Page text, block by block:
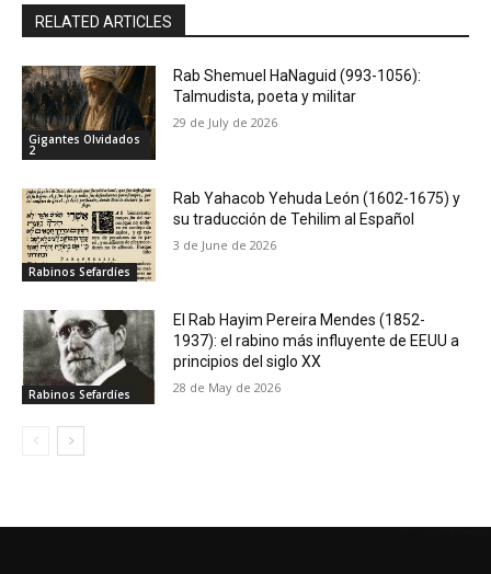
RELATED ARTICLES
Gigantes Olvidados
2
Rab Shemuel HaNaguid (993-1056):
Talmudista, poeta y militar
29 de July de 2026
Rabinos Sefardíes
Rab Yahacob Yehuda León (1602-1675) y
su traducción de Tehilim al Español
3 de June de 2026
Rabinos Sefardíes
El Rab Hayim Pereira Mendes (1852-
1937): el rabino más influyente de EEUU a
principios del siglo XX
28 de May de 2026